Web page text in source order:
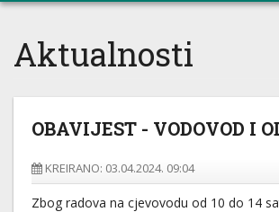
Aktualnosti
OBAVIJEST - VODOVOD I
KREIRANO: 03.04.2024. 09:04
Zbog radova na cjevovodu od 10 do 14